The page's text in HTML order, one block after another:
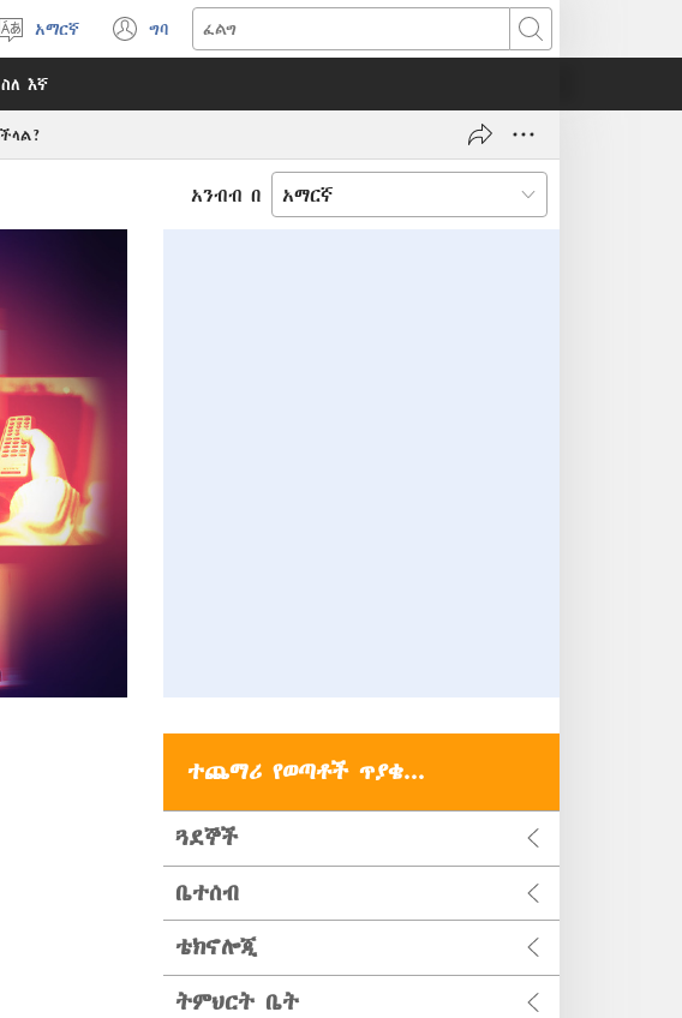
ቋንቋ
አማርኛ ግባ
(አዲስ
ፈልግ
ስለ እኛ
አንብብ በ
ተጨማሪ የወጣቶች ጥያቄ...
ጓደኞች
ቤተሰብ
ቴክኖሎጂ
ትምህርት ቤት